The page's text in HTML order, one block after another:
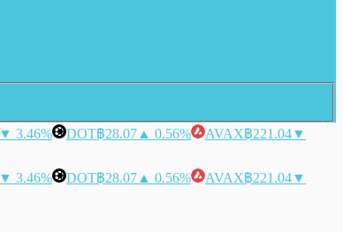
▼ 3.46% DOT฿28.07 ▲ 0.56% AVAX฿221.04▼
▼ 3.46% DOT฿28.07 ▲ 0.56% AVAX฿221.04▼